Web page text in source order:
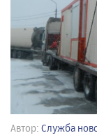
Автор: Служба